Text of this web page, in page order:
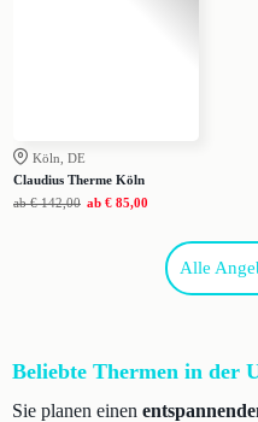
Köln, DE
Claudius Therme Köln
ab € 142,00 ab € 85,00
Alle
Beliebte Thermen in der
Sie planen einen